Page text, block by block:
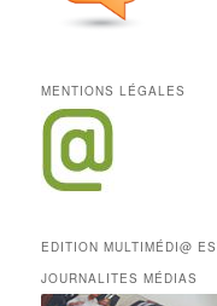
MENTIONS LÉGALES
EDITION MULTIMÉDI@
JOURNALITES MÉDIAS